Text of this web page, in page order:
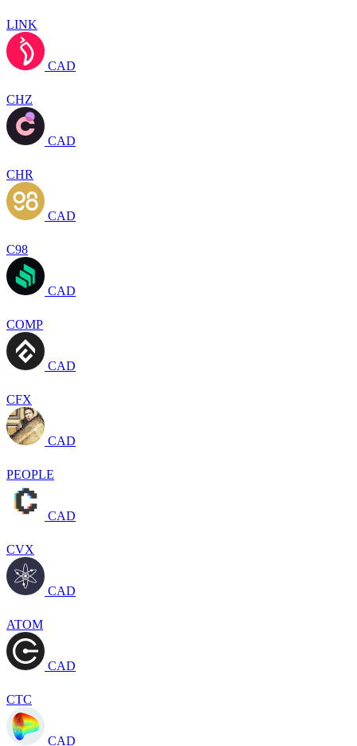
LINK
CAD
CHZ
CAD
CHR
CAD
C98
CAD
COMP
CAD
CFX
CAD
PEOPLE
CAD
CVX
CAD
ATOM
CAD
CTC
CAD